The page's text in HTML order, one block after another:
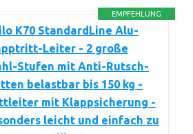
EMPFEHLUNG
K70 StandardLine Alu-
Leiter - 2 große
Stufen mit Anti-Rutsch-
belastbar bis 150 kg -
mit Klappsicherung -
leicht und einfach zu